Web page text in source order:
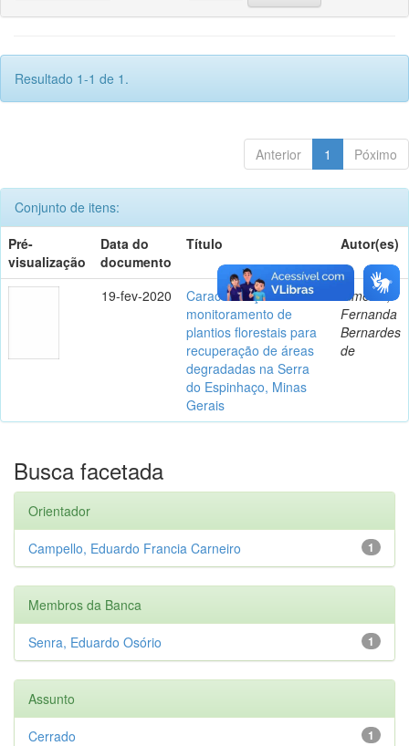
Resultado 1-1 de 1.
Anterior 1 Póximo
Conjunto de itens:
Pré-
visualização
Data do
documento
Título Autor(es)
19-fev-2020
Caracterização e
monitoramento de
plantios florestais para
recuperação de áreas
degradadas na Serra
do Espinhaço, Minas
Gerais
Almeida,
Fernanda
Bernardes
de
Busca facetada
Orientador
1
Campello, Eduardo Francia Carneiro
Membros da Banca
1
Senra, Eduardo Osório
Assunto
1
Cerrado